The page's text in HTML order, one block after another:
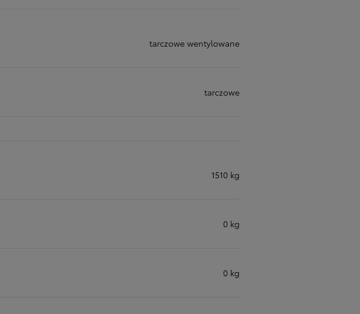
tarczowe wentylowane
tarczowe
1510 kg
0 kg
0 kg